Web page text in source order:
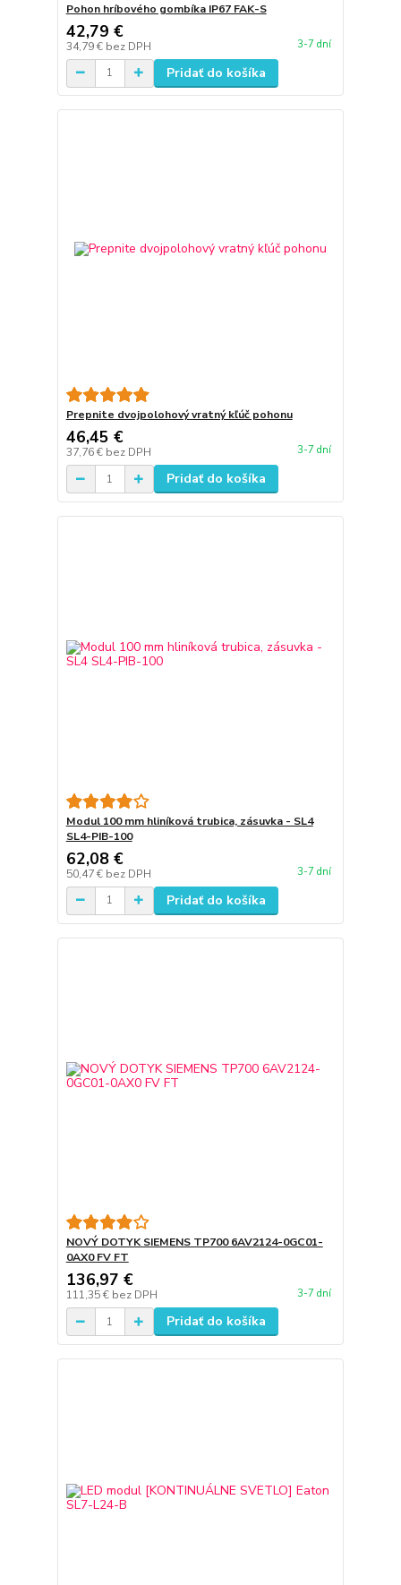
Pohon hríbového gombíka IP67 FAK-S
42,79 €
34,79 € bez DPH 3-7 dní
Pridať do košíka
Prepnite dvojpolohový vratný kľúč pohonu
46,45 €
37,76 € bez DPH 3-7 dní
Pridať do košíka
Modul 100 mm hliníková trubica, zásuvka - SL4
SL4-PIB-100
62,08 €
50,47 € bez DPH 3-7 dní
Pridať do košíka
NOVÝ DOTYK SIEMENS TP700 6AV2124-0GC01-
0AX0 FV FT
136,97 €
111,35 € bez DPH 3-7 dní
Pridať do košíka